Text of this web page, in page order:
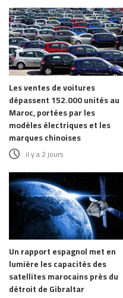
Les ventes de voitures
dépassent 152.000 unités au
Maroc, portées par les
modèles électriques et les
marques chinoises
il y a 2 jours
Un rapport espagnol met en
lumière les capacités des
satellites marocains près du
détroit de Gibraltar